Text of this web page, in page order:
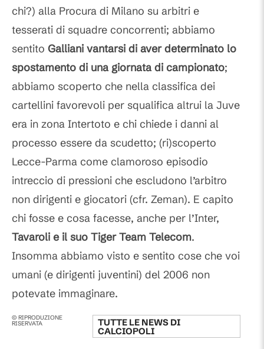
chi?) alla Procura di Milano su arbitri e
tesserati di squadre concorrenti; abbiamo
sentito Galliani vantarsi di aver determinato lo
spostamento di una giornata di campionato;
abbiamo scoperto che nella classifica dei
cartellini favorevoli per squalifica altrui la Juve
era in zona Intertoto e chi chiede i danni al
processo essere da scudetto; (ri)scoperto
Lecce-Parma come clamoroso episodio
intreccio di pressioni che escludono l’arbitro
non dirigenti e giocatori (cfr. Zeman). E capito
chi fosse e cosa facesse, anche per l’Inter,
Tavaroli e il suo Tiger Team Telecom.
Insomma abbiamo visto e sentito cose che voi
umani (e dirigenti juventini) del 2006 non
potevate immaginare.
© RIPRODUZIONE
RISERVATA TUTTE LE NEWS DI
CALCIOPOLI